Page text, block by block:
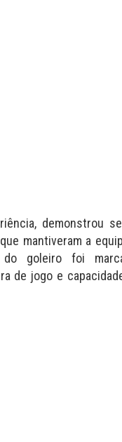
demonstrou
mantiveram a
goleiro foi
de jogo e